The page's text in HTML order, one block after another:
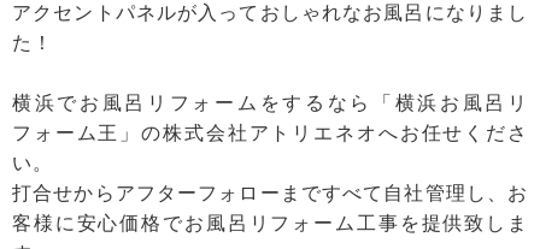
アクセントパネルが入っておしゃれなお風呂になりまし
た！
横浜でお風呂リフォームをするなら「横浜お風呂リ
フォーム王」の株式会社アトリエネオへお任せくださ
い。
打合せからアフターフォローまですべて自社管理し、お
客様に安心価格でお風呂リフォーム工事を提供致しま